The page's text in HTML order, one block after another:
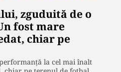
zguduită de o
fost mare
chiar pe
la cel mai înalt